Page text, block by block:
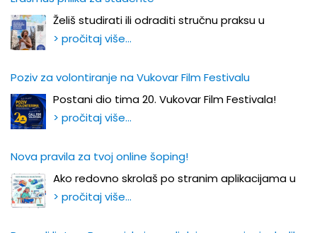
Želiš studirati ili odraditi stručnu praksu u
> pročitaj više…
Poziv za volontiranje na Vukovar Film Festivalu
Postani dio tima 20. Vukovar Film Festivala!
> pročitaj više…
Nova pravila za tvoj online šoping!
Ako redovno skrolaš po stranim aplikacijama u
> pročitaj više…